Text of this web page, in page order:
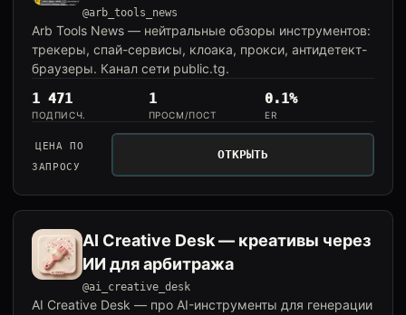
@arb_tools_news
Arb Tools News — нейтральные обзоры инструментов:
трекеры, спай-сервисы, клоака, прокси, антидетект-
браузеры. Канал сети public.tg.
1 471
ПОДПИСЧ.
1
ПРОСМ/ПОСТ
0.1%
ER
ЦЕНА ПО
ЗАПРОСУ
ОТКРЫТЬ
AI Creative Desk — креативы через
ИИ для арбитража
@ai_creative_desk
AI Creative Desk — про AI-инструменты для генерации